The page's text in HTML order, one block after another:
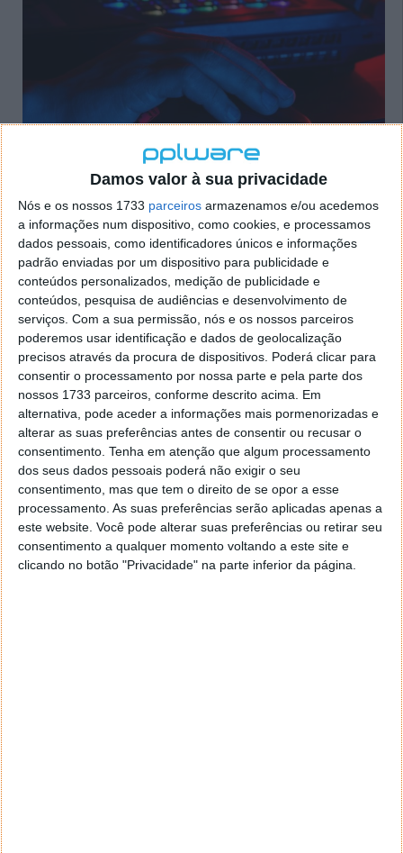
Damos valor à sua privacidade
Nós e os nossos 1733 parceiros armazenamos e/ou acedemos
a informações num dispositivo, como cookies, e processamos
dados pessoais, como identificadores únicos e informações
padrão enviadas por um dispositivo para publicidade e
conteúdos personalizados, medição de publicidade e
conteúdos, pesquisa de audiências e desenvolvimento de
serviços. Com a sua permissão, nós e os nossos parceiros
poderemos usar identificação e dados de geolocalização
precisos através da procura de dispositivos. Poderá clicar para
consentir o processamento por nossa parte e pela parte dos
nossos 1733 parceiros, conforme descrito acima. Em
alternativa, pode aceder a informações mais pormenorizadas e
alterar as suas preferências antes de consentir ou recusar o
consentimento. Tenha em atenção que algum processamento
dos seus dados pessoais poderá não exigir o seu
consentimento, mas que tem o direito de se opor a esse
processamento. As suas preferências serão aplicadas apenas a
este website. Você pode alterar suas preferências ou retirar seu
consentimento a qualquer momento voltando a este site e
clicando no botão "Privacidade" na parte inferior da página.
#3 - Vibe Evolution: Um dos melhores
soundpods!
Os soundpods Vibe Evolution da Prozis estão
equipados com a mais avançada tecnologia de
cancelamento de ruído. O ANC híbrido combina
microfones localizados no interior e no exterior do
auricular, eliminando ruídos numa gama mais
alargada de frequências.